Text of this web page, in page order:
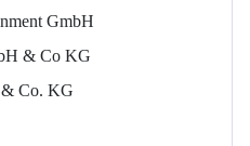
GmbH
& Co KG
Co. KG